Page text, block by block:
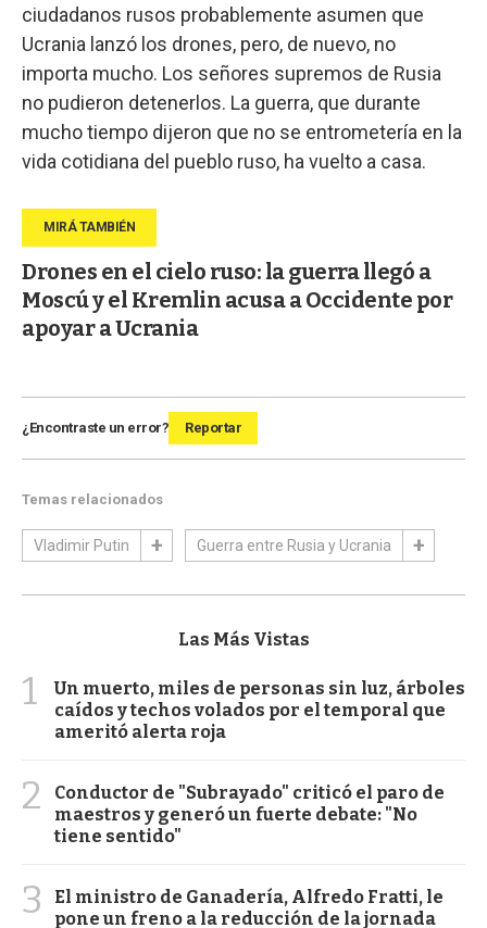
ciudadanos rusos probablemente asumen que
Ucrania lanzó los drones, pero, de nuevo, no
importa mucho. Los señores supremos de Rusia
no pudieron detenerlos. La guerra, que durante
mucho tiempo dijeron que no se entrometería en la
vida cotidiana del pueblo ruso, ha vuelto a casa.
Drones en el cielo ruso: la guerra llegó a
Moscú y el Kremlin acusa a Occidente por
apoyar a Ucrania
¿Encontraste un error? Reportar
Temas relacionados
Vladimir Putin Guerra entre Rusia y Ucrania
Las Más Vistas
1
Un muerto, miles de personas sin luz, árboles
caídos y techos volados por el temporal que
ameritó alerta roja
2
Conductor de "Subrayado" criticó el paro de
maestros y generó un fuerte debate: "No
tiene sentido"
3
El ministro de Ganadería, Alfredo Fratti, le
pone un freno a la reducción de la jornada